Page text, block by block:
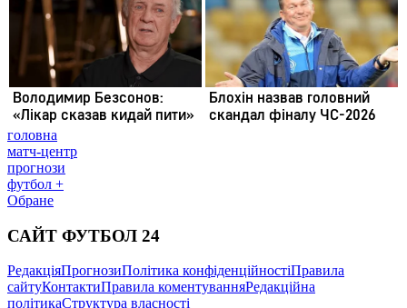
головна
матч-центр
прогнози
футбол +
Обране
САЙТ ФУТБОЛ 24
РедакціяПрогнозиПолітика конфіденційностіПравила
сайтуКонтактиПравила коментуванняРедакційна
політикаСтруктура власності